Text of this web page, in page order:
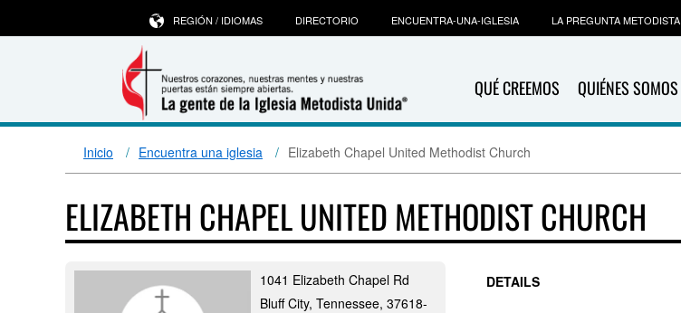
QUÉ CREEMOS QUIÉNES SOMOS
REGIÓN / IDIOMAS DIRECTORIO ENCUENTRA-UNA-IGLESIA LA PREGUNTA METODISTA
Inicio Encuentra una iglesia Elizabeth Chapel United Methodist Church
ELIZABETH CHAPEL UNITED METHODIST CHURCH
1041 Elizabeth Chapel Rd
Bluff City, Tennessee, 37618-
DETAILS